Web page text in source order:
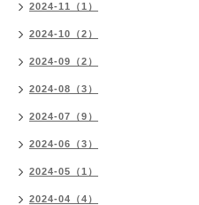
2024-11（1）
2024-10（2）
2024-09（2）
2024-08（3）
2024-07（9）
2024-06（3）
2024-05（1）
2024-04（4）